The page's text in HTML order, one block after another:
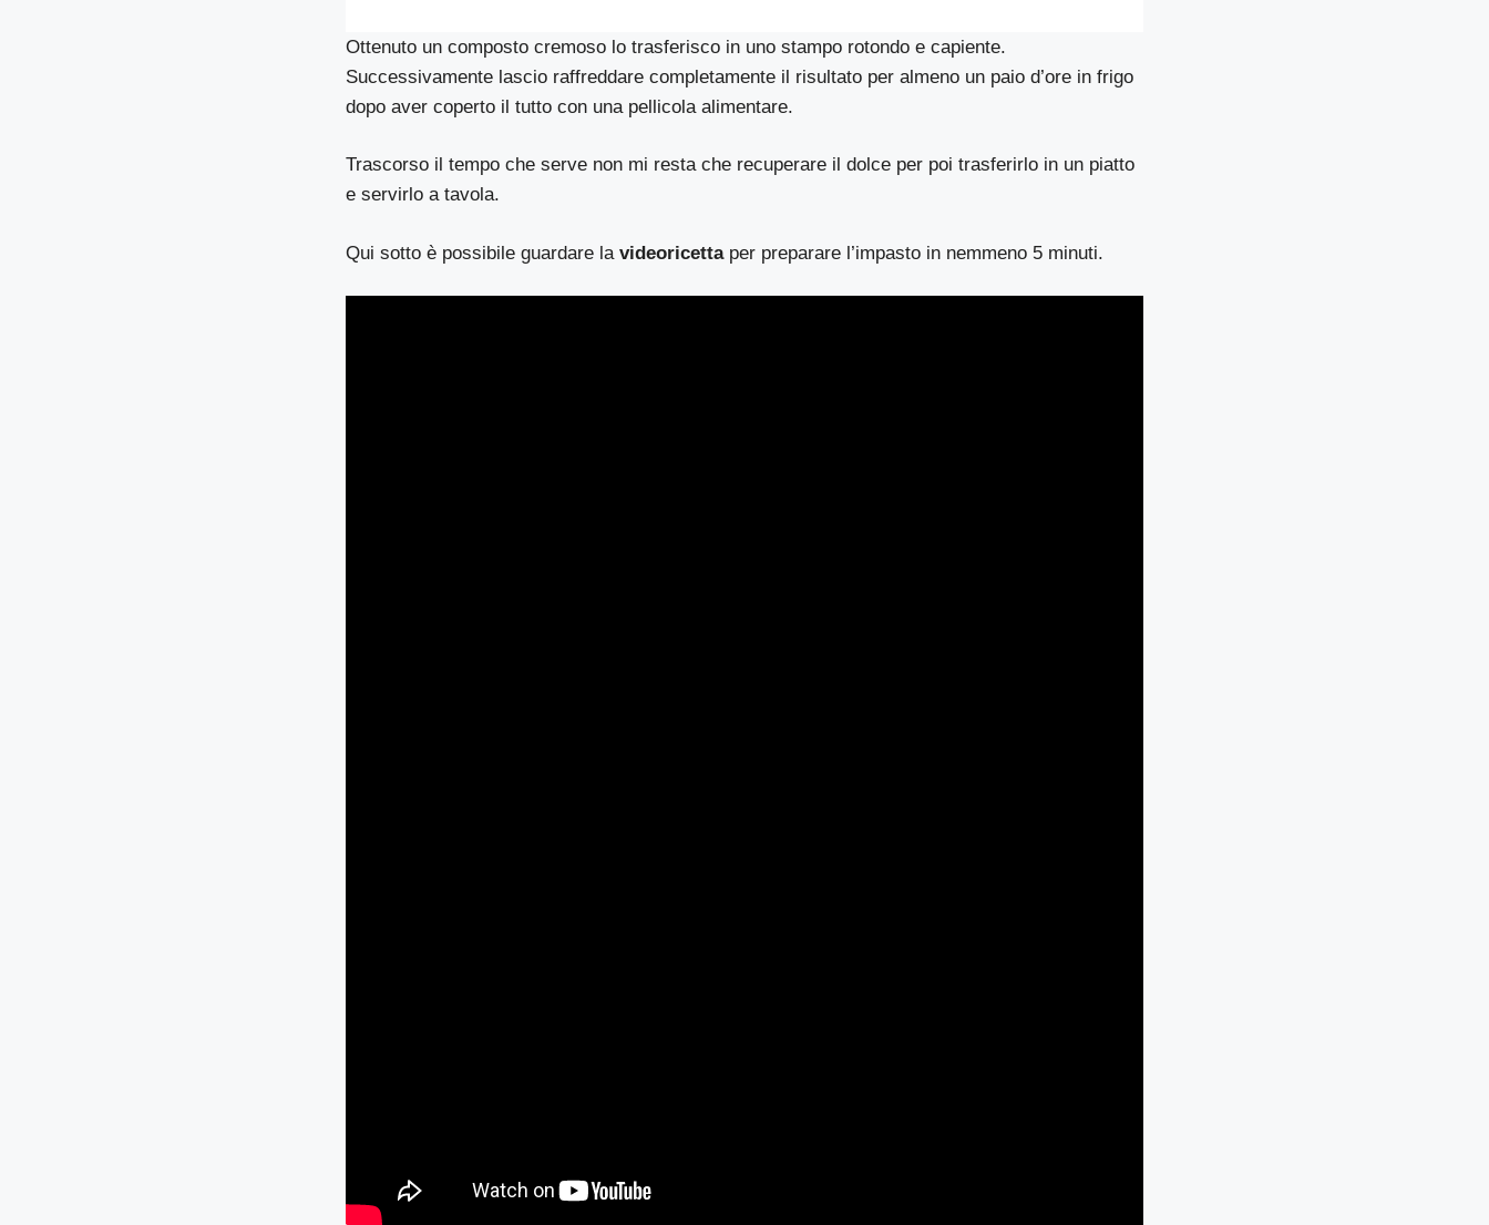
Ottenuto un composto cremoso lo trasferisco in uno stampo rotondo e capiente.
Successivamente lascio raffreddare completamente il risultato per almeno un paio d’ore in frigo
dopo aver coperto il tutto con una pellicola alimentare.
Trascorso il tempo che serve non mi resta che recuperare il dolce per poi trasferirlo in un piatto
e servirlo a tavola.
Qui sotto è possibile guardare la videoricettaper preparare l’impasto in nemmeno 5 minuti.